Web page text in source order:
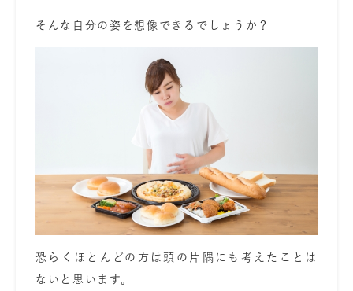
そんな自分の姿を想像できるでしょうか？
恐らくほとんどの方は頭の片隅にも考えたことは
ないと思います。